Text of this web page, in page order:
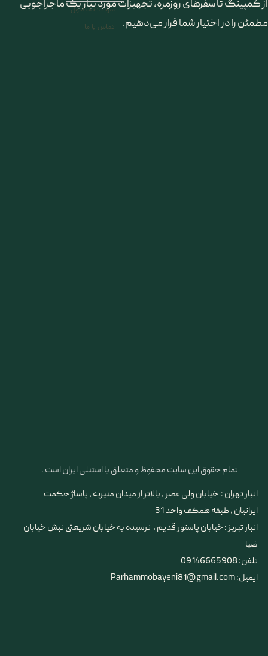
تمام حقوق این سایت محفوظ و متعلق با استنلی ایران است .
از کمپینگ تا سفرهای روزمره، تجهیزات مورد نیاز یک ماجراجویی
مطمئن را در اختیار شما قرار می‌دهیم.
سوالات متداول
تماس با ما
انبار تهران : خیابان ولی عصر ، بالاتر از میدان منیریه ، پاساژ حکمت
ایرانیان ، طبقه همکف واحد 31
​​​​​​​انبار تبریز : خیابان پاستور قدیم ، نرسیده به خیابان شریعتی نبش خیابان
ضیا
تلفن: 09146665908
ایمیل: Parhammobayeni81@gmail.com